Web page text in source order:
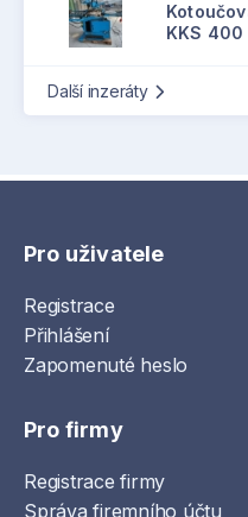
KKS 400
Další inzeráty
Pro uživatele
Registrace
Přihlášení
Zapomenuté heslo
Pro firmy
Registrace firmy
Správa firemního účtu